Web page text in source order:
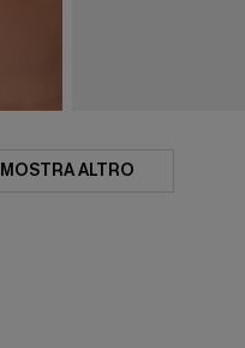
MOSTRA ALTRO